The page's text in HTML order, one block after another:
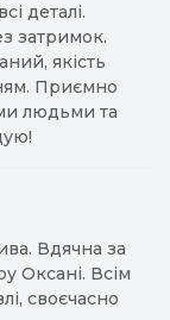
деталі.
затримок.
якість
Приємно
людьми та
Вдячна за
Оксані. Всім
своєчасно